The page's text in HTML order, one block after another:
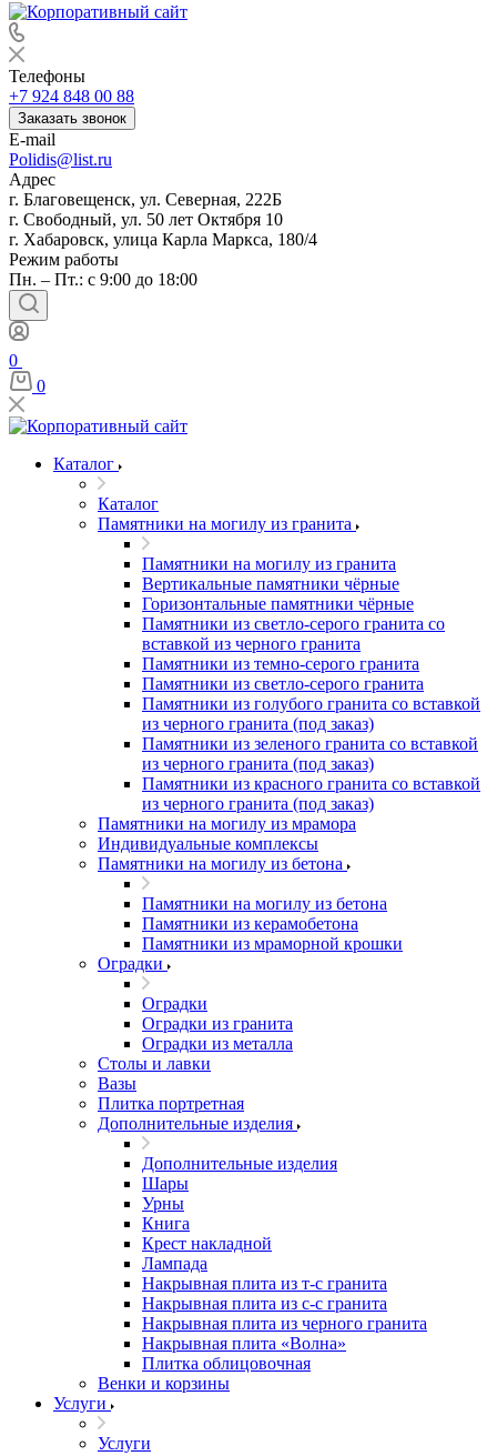
Телефоны
+7 924 848 00 88
Заказать звонок
E-mail
Polidis@list.ru
Адрес
г. Благовещенск, ул. Северная, 222Б
г. Свободный, ул. 50 лет Октября 10
г. Хабаровск, улица Карла Маркса, 180/4
Режим работы
Пн. – Пт.: с 9:00 до 18:00
0
0
Каталог
Каталог
Памятники на могилу из гранита
Памятники на могилу из гранита
Вертикальные памятники чёрные
Горизонтальные памятники чёрные
Памятники из светло-серого гранита со
вставкой из черного гранита
Памятники из темно-серого гранита
Памятники из светло-серого гранита
Памятники из голубого гранита со вставкой
из черного гранита (под заказ)
Памятники из зеленого гранита со вставкой
из черного гранита (под заказ)
Памятники из красного гранита со вставкой
из черного гранита (под заказ)
Памятники на могилу из мрамора
Индивидуальные комплексы
Памятники на могилу из бетона
Памятники на могилу из бетона
Памятники из керамобетона
Памятники из мраморной крошки
Оградки
Оградки
Оградки из гранита
Оградки из металла
Столы и лавки
Вазы
Плитка портретная
Дополнительные изделия
Дополнительные изделия
Шары
Урны
Книга
Крест накладной
Лампада
Накрывная плита из т-с гранита
Накрывная плита из с-с гранита
Накрывная плита из черного гранита
Накрывная плита «Волна»
Плитка облицовочная
Венки и корзины
Услуги
Услуги